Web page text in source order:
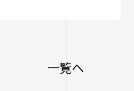
一覧へ